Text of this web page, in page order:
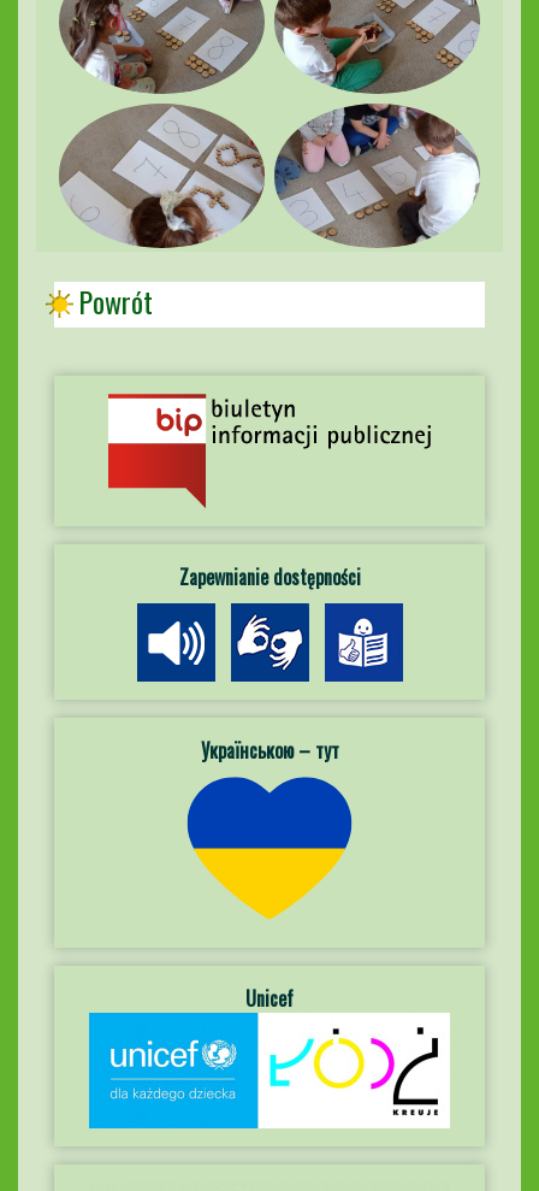
Powrót
Zapewnianie dostępności
Українською – тут
Unicef